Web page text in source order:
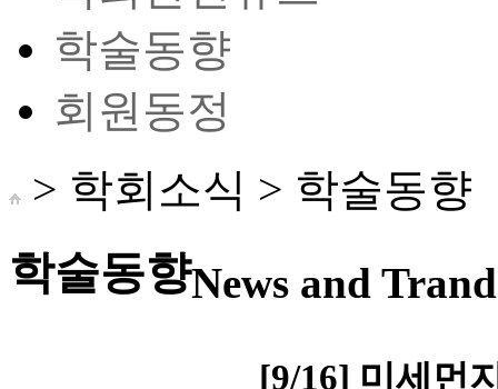
학술동향
회원동정
> 학회소식 > 학술동향
학술동향News and
[9/16] 미세먼